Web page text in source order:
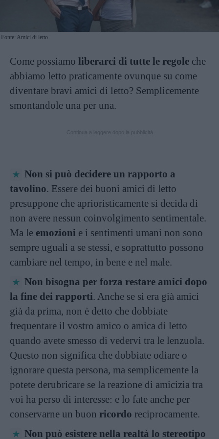
Fonte: Amici di letto
Come possiamo liberarci di tutte le regole che
abbiamo letto praticamente ovunque su come
diventare bravi amici di letto? Semplicemente
smontandole una per una.
Non si può decidere un rapporto a
tavolino. Essere dei buoni amici di letto
presuppone che aprioristicamente si decida di
non avere nessun coinvolgimento sentimentale.
Ma le emozioni e i sentimenti umani non sono
sempre uguali a se stessi, e soprattutto possono
cambiare nel tempo, in bene e nel male.
Non bisogna per forza restare amici dopo
la fine dei rapporti. Anche se si era già amici
già da prima, non è detto che dobbiate
frequentare il vostro amico o amica di letto
quando avete smesso di vedervi tra le lenzuola.
Questo non significa che dobbiate odiare o
ignorare questa persona, ma semplicemente la
potete derubricare se la reazione di amicizia tra
voi ha perso di interesse: e lo fate anche per
conservarne un buon ricordo reciprocamente.
Non può esistere nella realtà lo stereotipo